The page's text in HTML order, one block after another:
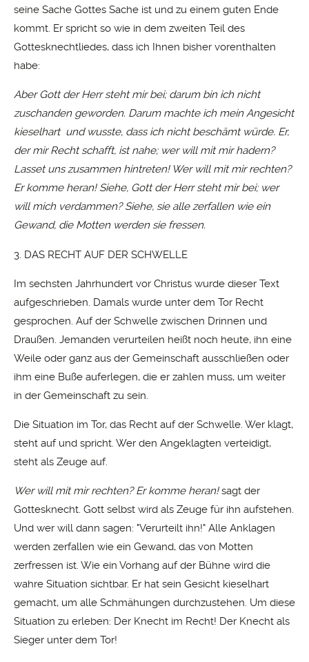
seine Sache Gottes Sache ist und zu einem guten Ende
kommt. Er spricht so wie in dem zweiten Teil des
Gottesknechtliedes, dass ich Ihnen bisher vorenthalten
habe:
Aber Gott der Herr steht mir bei; darum bin ich nicht
zuschanden geworden. Darum machte ich mein Angesicht
kieselhart und wusste, dass ich nicht beschämt würde. Er,
der mir Recht schafft, ist nahe; wer will mit mir hadern?
Lasset uns zusammen hintreten! Wer will mit mir rechten?
Er komme heran! Siehe, Gott der Herr steht mir bei; wer
will mich verdammen? Siehe, sie alle zerfallen wie ein
Gewand, die Motten werden sie fressen.
3. DAS RECHT AUF DER SCHWELLE
Im sechsten Jahrhundert vor Christus wurde dieser Text
aufgeschrieben. Damals wurde unter dem Tor Recht
gesprochen. Auf der Schwelle zwischen Drinnen und
Draußen. Jemanden verurteilen heißt noch heute, ihn eine
Weile oder ganz aus der Gemeinschaft ausschließen oder
ihm eine Buße auferlegen, die er zahlen muss, um weiter
in der Gemeinschaft zu sein.
Die Situation im Tor, das Recht auf der Schwelle. Wer klagt,
steht auf und spricht. Wer den Angeklagten verteidigt,
steht als Zeuge auf.
Wer will mit mir rechten? Er komme heran!sagt der
Gottesknecht. Gott selbst wird als Zeuge für ihn aufstehen.
Und wer will dann sagen: "Verurteilt ihn!" Alle Anklagen
werden zerfallen wie ein Gewand, das von Motten
zerfressen ist. Wie ein Vorhang auf der Bühne wird die
wahre Situation sichtbar. Er hat sein Gesicht kieselhart
gemacht, um alle Schmähungen durchzustehen. Um diese
Situation zu erleben: Der Knecht im Recht! Der Knecht als
Sieger unter dem Tor!